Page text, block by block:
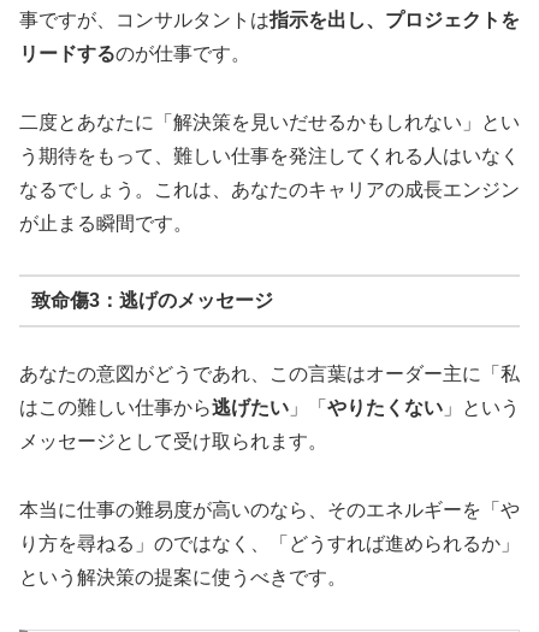
事ですが、コンサルタントは指示を出し、プロジェクトを
リードするのが仕事です。
二度とあなたに「解決策を見いだせるかもしれない」とい
う期待をもって、難しい仕事を発注してくれる人はいなく
なるでしょう。これは、あなたのキャリアの成長エンジン
が止まる瞬間です。
致命傷3：逃げのメッセージ
あなたの意図がどうであれ、この言葉はオーダー主に「私
はこの難しい仕事から逃げたい 」「 やりたくない 」という
メッセージとして受け取られます。
本当に仕事の難易度が高いのなら、そのエネルギーを「や
り方を尋ねる」のではなく、「どうすれば進められるか」
という解決策の提案に使うべきです。